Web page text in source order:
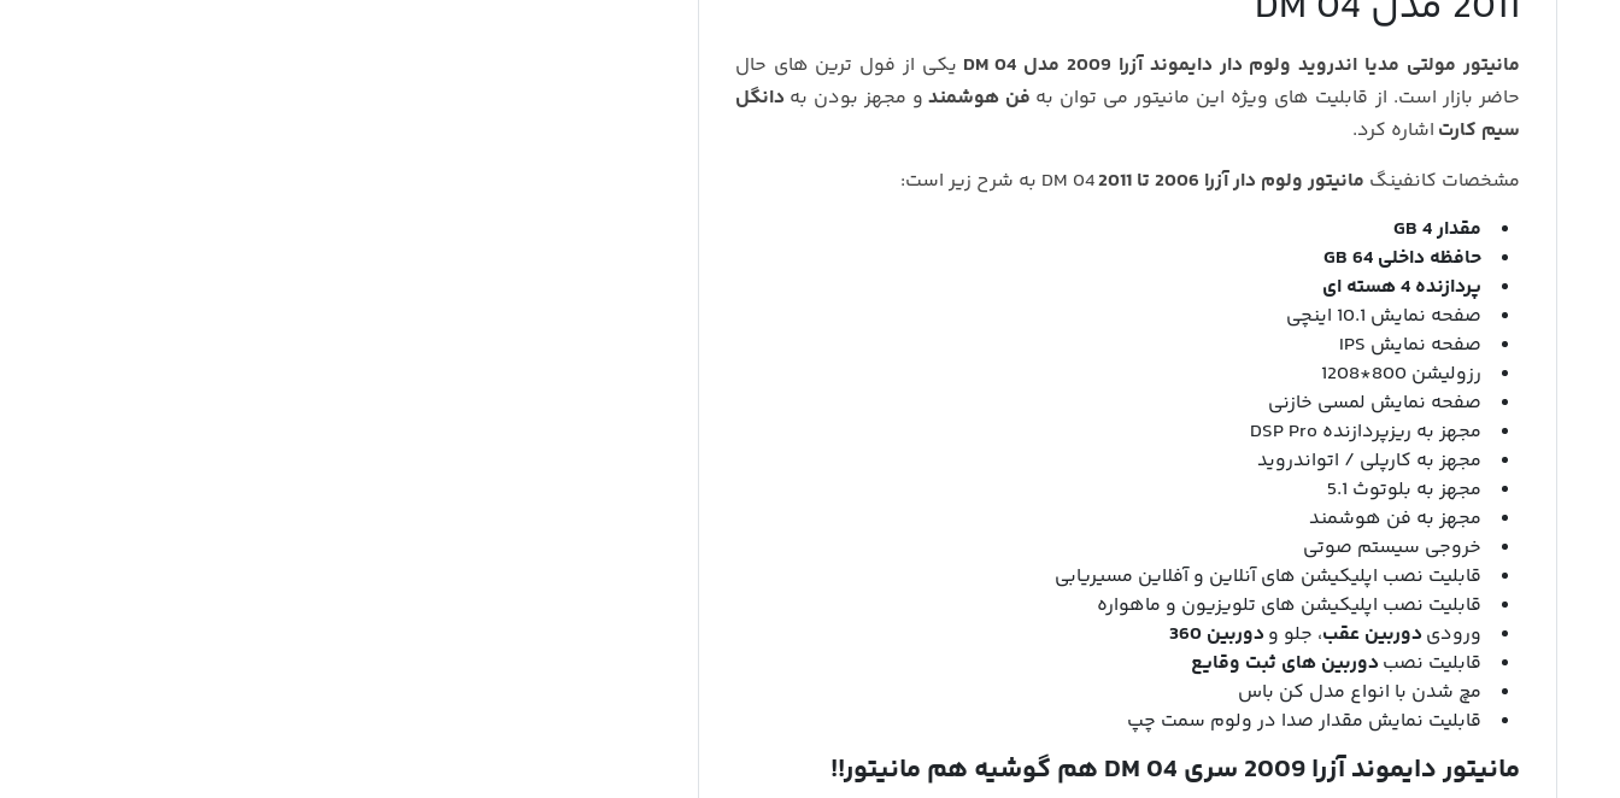
مانیتور مولتی مدیا اندروید ولوم دار دایموند آزرا 2009 مدل DM 04
یکی از فول ترین های حال
حاضر بازار است. از قابلیت های ویژه این مانیتور می توان به فن هوشمند و مجهز بودن به دانگل
سیم کارت اشاره کرد.
مشخصات کانفینگ مانیتور ولوم دار آزرا 2006 تا 2011
DM 04 به شرح زیر است:
مقدار 4 GB
حافظه داخلی 64 GB
پردازنده 4 هسته ای
صفحه نمایش 10.1 اینچی
صفحه نمایش IPS
رزولیشن 800*1208
صفحه نمایش لمسی خازنی
مجهز به ریزپردازنده DSP Pro
مجهز به کارپلی / اتواندروید
مجهز به بلوتوث 5.1
مجهز به فن هوشمند
خروجی سیستم صوتی
قابلیت نصب اپلیکیشن های آنلاین و آفلاین مسیریابی
قابلیت نصب اپلیکیشن های تلویزیون و ماهواره
ورودیدوربین عقب، جلو ودوربین 360
قابلیت نصبدوربین های ثبت وقایع
مچ شدن با انواع مدل کن باس
قابلیت نمایش مقدار صدا در ولوم سمت چپ
مانیتور دایموند آزرا 2009 سری DM 04 هم گوشیه هم مانیتور!!